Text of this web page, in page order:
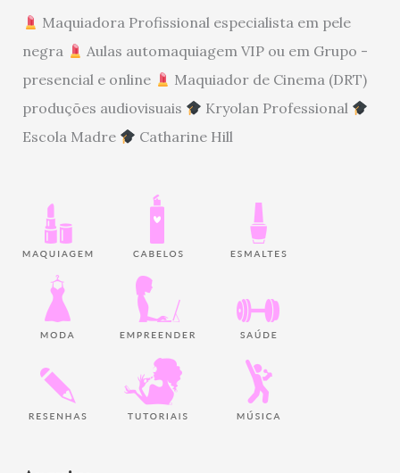
Maquiadora Profissional especialista em pele
negra
Aulas automaquiagem VIP ou em Grupo -
presencial e online
Maquiador de Cinema (DRT)
produções audiovisuais
Kryolan Professional
Escola Madre
Catharine Hill